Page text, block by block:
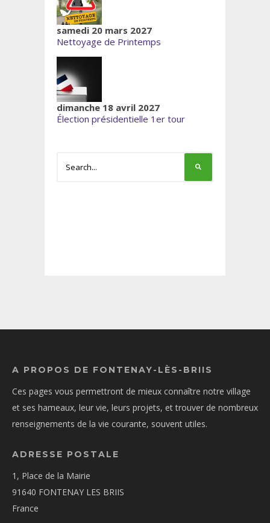
samedi 20 mars 2027
Nettoyage de Printemps
dimanche 18 avril 2027
Élection présidentielle 1er tour
A PROPOS DE FONTENAY-LÈS-BRIIS
Ces pages vous permettront de mieux connaître notre village
et ses hameaux, leur vie, leurs projets, et trouver de nombreux
renseignements de la vie courante, souvent utiles.
ADRESSE POSTALE
1, Place de la Mairie
91640 FONTENAY LES BRIIS
France